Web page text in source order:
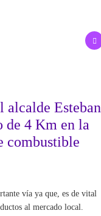
Esteban
de 4 Km en la
combustible
vía ya que, es de vital
al mercado local.